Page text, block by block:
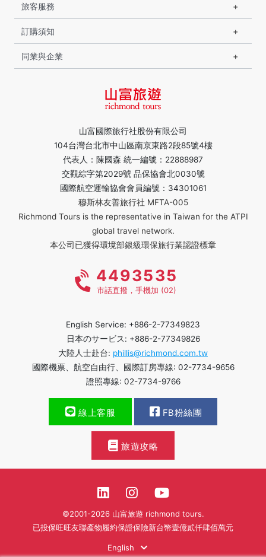
山富國際旅行社股份有限公司
104台灣台北市中山區南京東路2段85號4樓
代表人：陳國森 統一編號：22888987
交觀綜字第2029號 品保協會北0030號
國際航空運輸協會會員編號：34301061
穆斯林友善旅行社 MFTA-005
Richmond Tours is the representative in Taiwan for the ATPI
global travel network.
本公司已獲得環境部銀級環保旅行業認證標章
旅客服務
訂購須知
同業與企業
4493535
市話直撥，手機加 (02)
English Service: +886-2-77349823
日本のサービス: +886-2-77349826
大陸人士赴台: phillis@richmond.com.tw
國際機票、航空自由行、國際訂房專線: 02-7734-9656
證照專線: 02-7734-9766
線上客服 FB粉絲團
旅遊攻略
©2001-2026 山富旅遊 richmond tours.
已投保旺旺友聯產物履約保證保險新台幣壹億貳仟肆佰萬元
English